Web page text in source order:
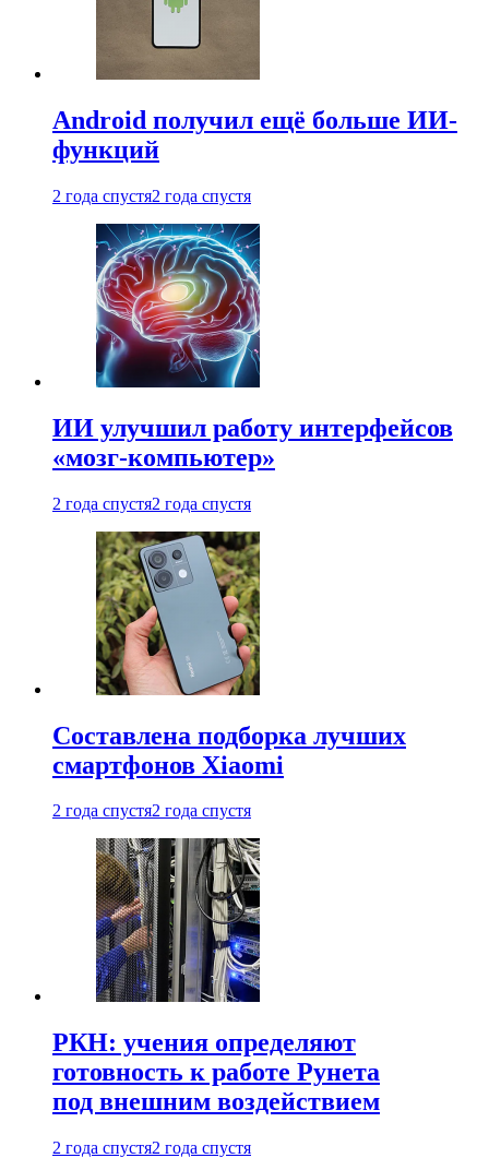
Android получил ещё больше ИИ-
функций
2 года спустя2 года спустя
ИИ улучшил работу интерфейсов
«мозг-компьютер»
2 года спустя2 года спустя
Составлена подборка лучших
смартфонов Xiaomi
2 года спустя2 года спустя
РКН: учения определяют
готовность к работе Рунета
под внешним воздействием
2 года спустя2 года спустя